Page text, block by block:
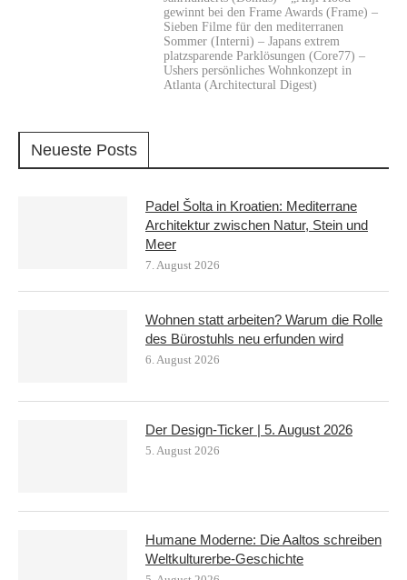
gewinnt bei den Frame Awards (Frame) –
Sieben Filme für den mediterranen
Sommer (Interni) – Japans extrem
platzsparende Parklösungen (Core77) –
Ushers persönliches Wohnkonzept in
Atlanta (Architectural Digest)
Neueste Posts
Padel Šolta in Kroatien: Mediterrane
Architektur zwischen Natur, Stein und
Meer
7. August 2026
Wohnen statt arbeiten? Warum die Rolle
des Bürostuhls neu erfunden wird
6. August 2026
Der Design-Ticker | 5. August 2026
5. August 2026
Humane Moderne: Die Aaltos schreiben
Weltkulturerbe-Geschichte